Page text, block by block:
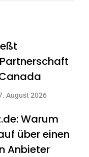
August 2026
Warum
über einen
Anbieter